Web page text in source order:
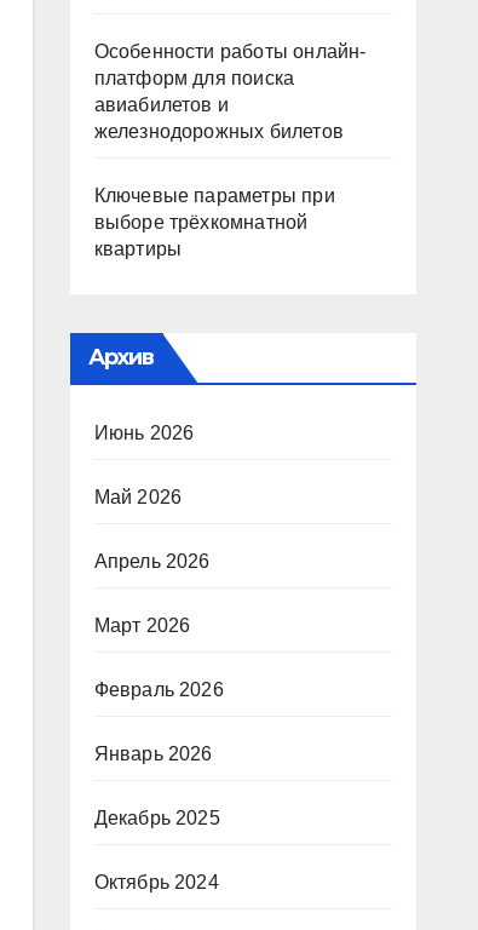
Особенности работы онлайн-
платформ для поиска
авиабилетов и
железнодорожных билетов
Ключевые параметры при
выборе трёхкомнатной
квартиры
Архив
Июнь 2026
Май 2026
Апрель 2026
Март 2026
Февраль 2026
Январь 2026
Декабрь 2025
Октябрь 2024